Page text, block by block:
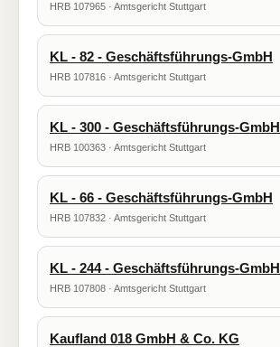
HRB 107965 · Amtsgericht Stuttgart
KL - 82 - Geschäftsführungs-GmbH
HRB 107816 · Amtsgericht Stuttgart
KL - 300 - Geschäftsführungs-GmbH
HRB 100363 · Amtsgericht Stuttgart
KL - 66 - Geschäftsführungs-GmbH
HRB 107832 · Amtsgericht Stuttgart
KL - 244 - Geschäftsführungs-GmbH
HRB 107808 · Amtsgericht Stuttgart
Kaufland 018 GmbH & Co. KG